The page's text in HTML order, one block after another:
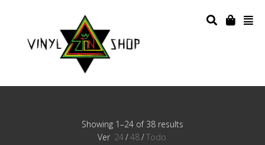
Showing 1–24 of 38 results
Ver 24/48/Todo